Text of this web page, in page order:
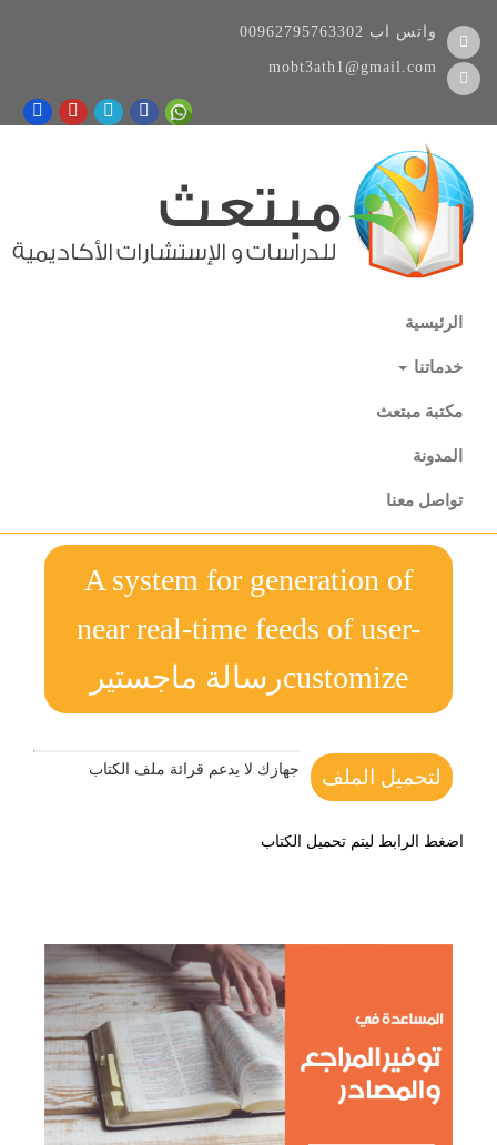
00962795763302 واتس اب
mobt3ath1@gmail.com
الرئيسية
خدماتنا
مكتبة مبتعث
المدونة
تواصل معنا
A system for generation of
near real-time feeds of user-
customizeرسالة ماجستير
لتحميل الملف جهازك لا يدعم قرائة ملف الكتاب
اضغط الرابط ليتم تحميل الكتاب